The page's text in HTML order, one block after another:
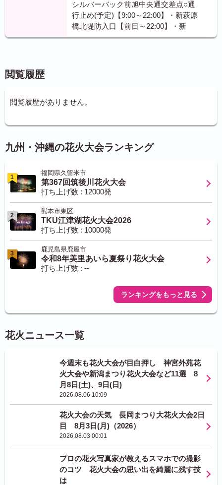
シルバーバック前旭中央通交差点○通
行止め(予定)【9:00～22:00】・新萩原
橋北堤防入口【前日～22:00】・新
閲覧履歴
閲覧履歴がありません。
九州・沖縄の花火大会ランキング
1
福岡県久留米市
第367回筑後川花火大会
打ち上げ数 : 12000発
2
熊本市東区
TKU江津湖花火大会2026
打ち上げ数 : 10000発
3
鹿児島県鹿屋市
令和8年美里あいら夏祭り花火大会
打ち上げ数 : --
ランキングをもっと見る
花火ニュース一覧
今週末も花火大会が目白押し 神宮外苑花
火大会や新潟まつり花火大会など11選 8
月8日(土)、9日(日)
2026.08.06 10:09
花火大会の天気 長岡まつり大花火大会2日
目 8月3日(月)（2026）
2026.08.03 00:01
プロの花火写真家が教えるスマホでの撮影
のコツ 花火大会の思い出を綺麗に残す技
は